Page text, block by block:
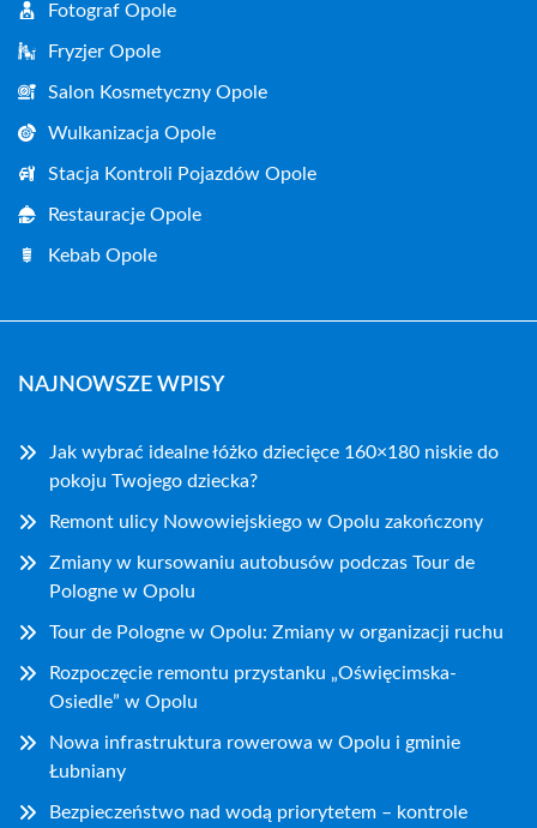
Fotograf Opole
Fryzjer Opole
Salon Kosmetyczny Opole
Wulkanizacja Opole
Stacja Kontroli Pojazdów Opole
Restauracje Opole
Kebab Opole
NAJNOWSZE WPISY
Jak wybrać idealne łóżko dziecięce 160×180 niskie do
pokoju Twojego dziecka?
Remont ulicy Nowowiejskiego w Opolu zakończony
Zmiany w kursowaniu autobusów podczas Tour de
Pologne w Opolu
Tour de Pologne w Opolu: Zmiany w organizacji ruchu
Rozpoczęcie remontu przystanku „Oświęcimska-
Osiedle” w Opolu
Nowa infrastruktura rowerowa w Opolu i gminie
Łubniany
Bezpieczeństwo nad wodą priorytetem – kontrole